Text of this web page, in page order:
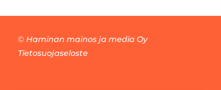
© Haminan mainos ja media Oy
Tietosuojaseloste